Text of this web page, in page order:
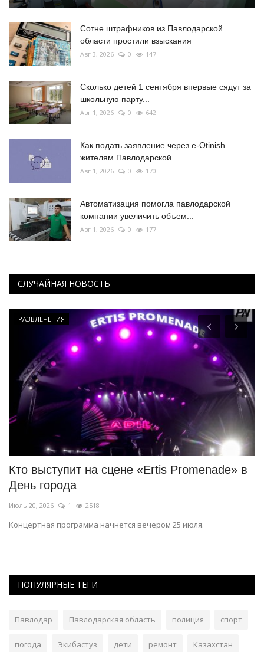
Сотне штрафников из Павлодарской
области простили взыскания
Авг 3, 2026 0 147
Сколько детей 1 сентября впервые сядут за
школьную парту...
Авг 1, 2026 0 642
Как подать заявление через e-Otinish
жителям Павлодарской...
Авг 1, 2026 0 170
Автоматизация помогла павлодарской
компании увеличить объем...
Авг 1, 2026 0 177
СЛУЧАЙНАЯ НОВОСТЬ
РАЗВЛЕЧЕНИЯ
Кто выступит на сцене «Ertis Promenade» в
День города
Июль 20, 2026 1 2518
Концертная программа начнется вечером 25 июля.
ПОПУЛЯРНЫЕ ТЕГИ
Павлодар Павлодарская область полиция спорт
погода Экибастуз дети ремонт Казахстан